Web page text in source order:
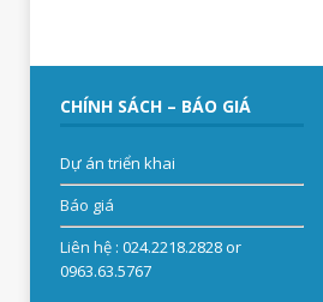
CHÍNH SÁCH – BÁO GIÁ
Dự án triển khai
Báo giá
Liên hệ: 024.2218.2828 or
0963.63.5767